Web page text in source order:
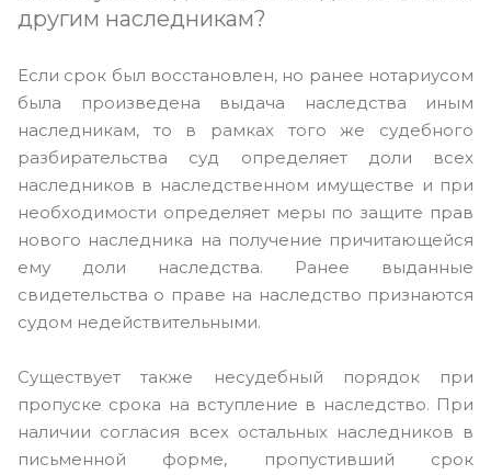
другим наследникам?
Если срок был восстановлен, но ранее нотариусом
была произведена выдача наследства иным
наследникам, то в рамках того же судебного
разбирательства суд определяет доли всех
наследников в наследственном имуществе и при
необходимости определяет меры по защите прав
нового наследника на получение причитающейся
ему доли наследства. Ранее выданные
свидетельства о праве на наследство признаются
судом недействительными.
Существует также несудебный порядок при
пропуске срока на вступление в наследство. При
наличии согласия всех остальных наследников в
письменной форме, пропустивший срок